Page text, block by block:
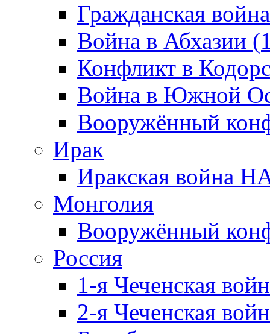
Гражданская
Война в Абхазии
Конфликт в
Война в Южной
Вооружённый
Ирак
Иракская война
Монголия
Вооружённый
Россия
1-я Чеченская
2-я Чеченская